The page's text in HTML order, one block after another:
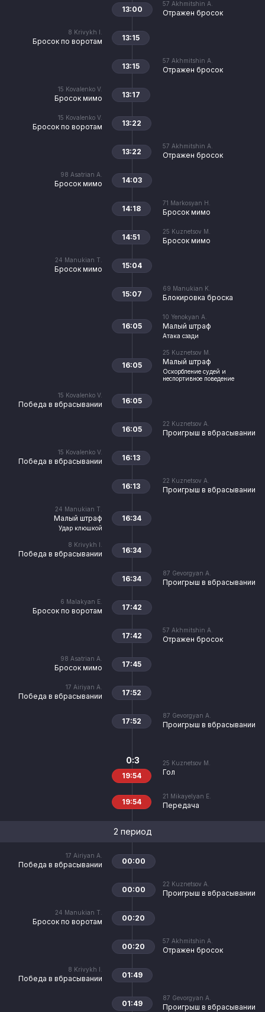
57 Akhmitshin A.
Отражен бросок
13:00
8 Krivykh I.
Бросок по воротам 13:15
57 Akhmitshin A.
Отражен бросок
13:15
15 Kovalenko V.
Бросок мимо 13:17
15 Kovalenko V.
Бросок по воротам 13:22
57 Akhmitshin A.
Отражен бросок
13:22
98 Asatrian A.
Бросок мимо 14:03
71 Markosyan H.
Бросок мимо
14:18
25 Kuznetsov M.
Бросок мимо
14:51
24 Manukian T.
Бросок мимо 15:04
69 Manukian K.
Блокировка броска
15:07
10 Yenokyan A.
Малый штраф
Атака сзади
16:05
25 Kuznetsov M.
Малый штраф
Оскорбление судей и
неспортивное поведение
16:05
15 Kovalenko V.
Победа в вбрасывании 16:05
22 Kuznetsov A.
Проигрыш в вбрасывании
16:05
15 Kovalenko V.
Победа в вбрасывании 16:13
22 Kuznetsov A.
Проигрыш в вбрасывании
16:13
24 Manukian T.
Малый штраф
Удар клюшкой
16:34
8 Krivykh I.
Победа в вбрасывании 16:34
87 Gevorgyan A.
Проигрыш в вбрасывании
16:34
6 Malakyan E.
Бросок по воротам 17:42
57 Akhmitshin A.
Отражен бросок
17:42
98 Asatrian A.
Бросок мимо 17:45
17 Airiyan A.
Победа в вбрасывании 17:52
87 Gevorgyan A.
Проигрыш в вбрасывании
17:52
25 Kuznetsov M.
Гол
0:3
19:54
21 Mikayelyan E.
Передача
19:54
2 период
17 Airiyan A.
Победа в вбрасывании 00:00
22 Kuznetsov A.
Проигрыш в вбрасывании
00:00
24 Manukian T.
Бросок по воротам 00:20
57 Akhmitshin A.
Отражен бросок
00:20
8 Krivykh I.
Победа в вбрасывании 01:49
87 Gevorgyan A.
Проигрыш в вбрасывании
01:49